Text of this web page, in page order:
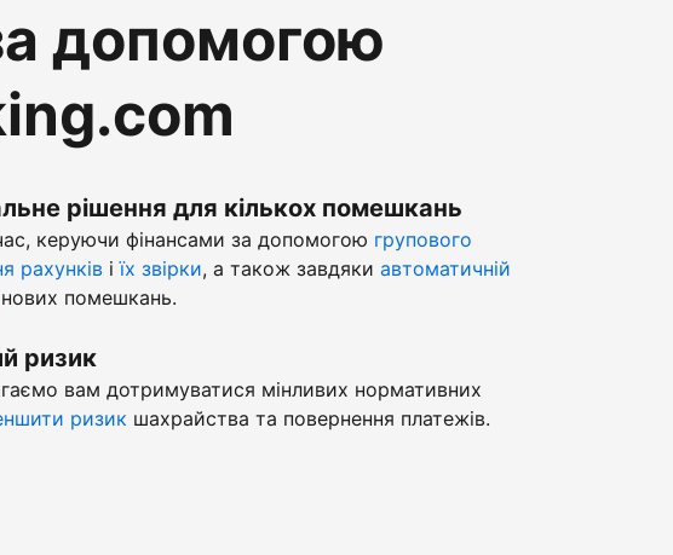
допомогою
рішення для кількох помешкань
керуючи фінансами за допомогою групового
рахунків іїх звірки, а також завдяки автоматичній
помешкань.
ризик
вам дотримуватися мінливих нормативних
ризик шахрайства та повернення платежів.